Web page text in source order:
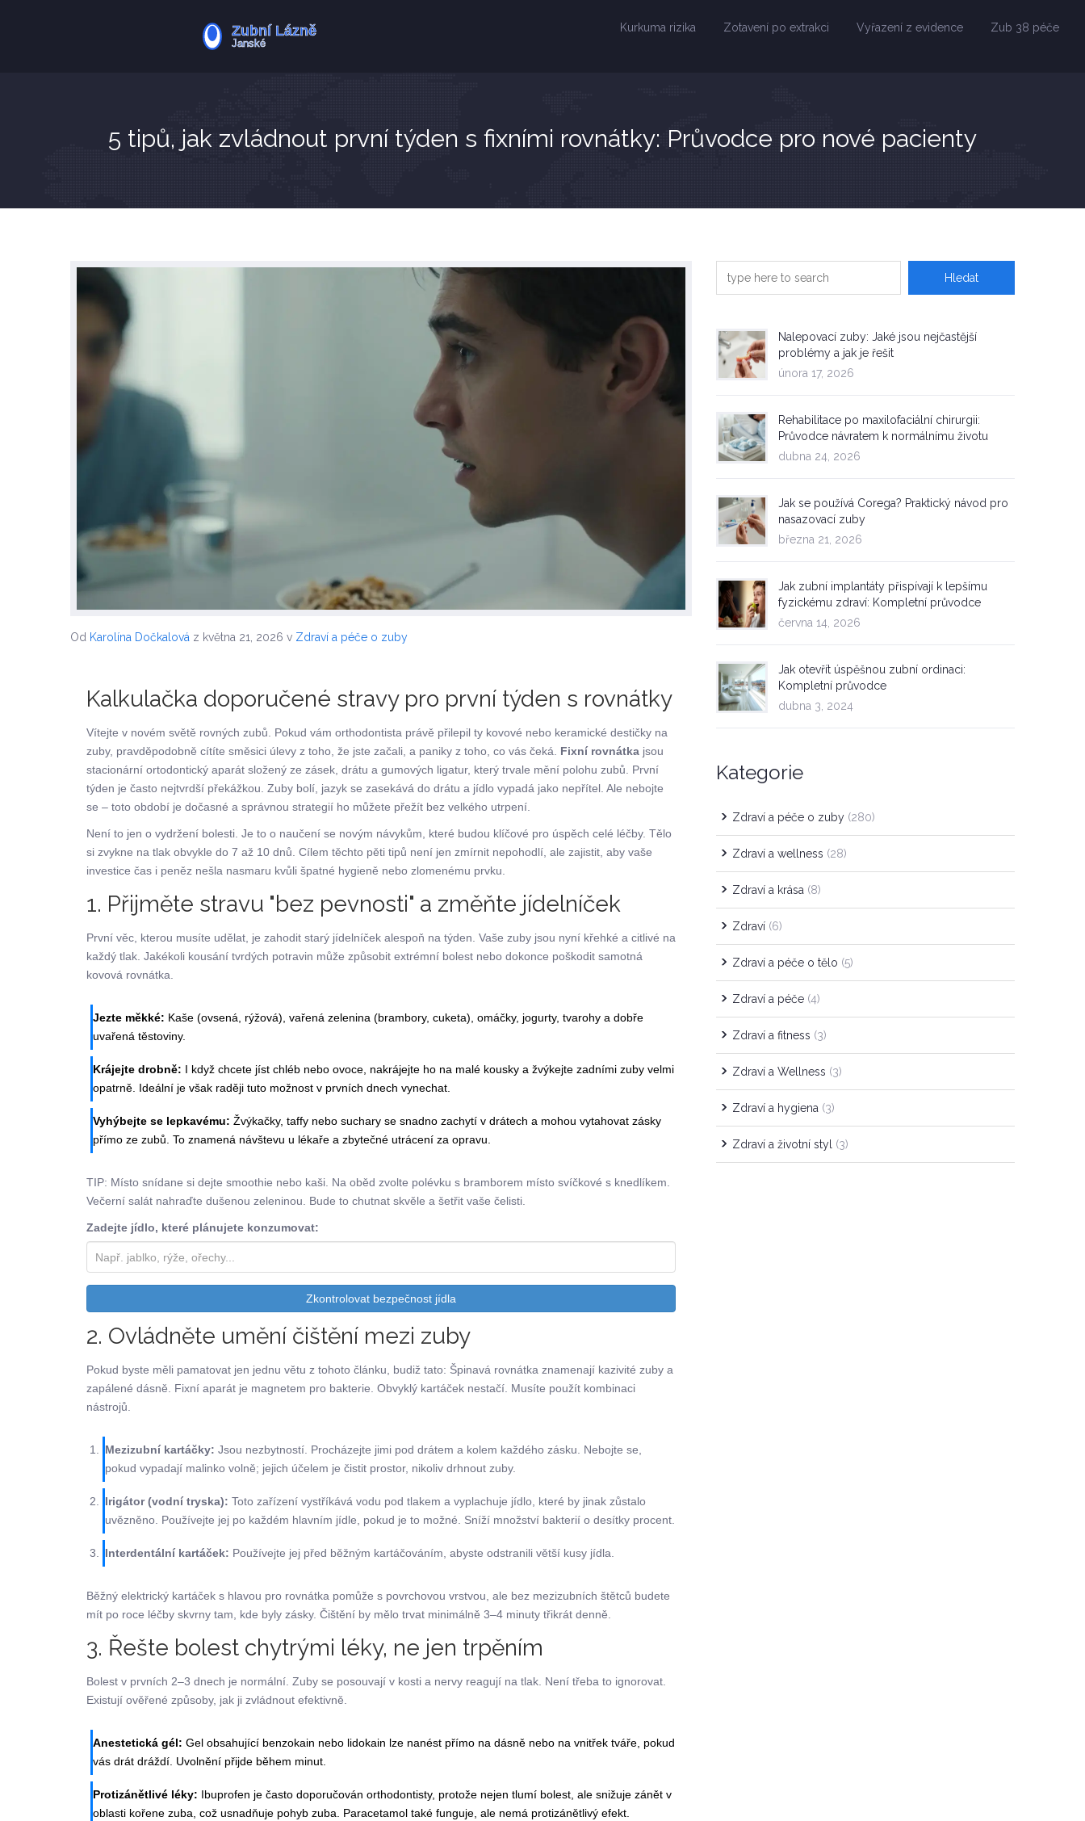
Kurkuma rizika Zotavení po extrakci Vyřazení z evidence Zub 38 péče
5 tipů, jak zvládnout první týden s fixními rovnátky: Průvodce pro nové pacienty
Od Karolína Dočkalová z května 21, 2026 v Zdraví a péče o zuby
Kalkulačka doporučené stravy pro první týden s rovnátky
Vítejte v novém světě rovných zubů. Pokud vám orthodontista právě přilepil ty kovové nebo keramické destičky na
zuby, pravděpodobně cítíte směsici úlevy z toho, že jste začali, a paniky z toho, co vás čeká. Fixní rovnátka jsou
stacionární ortodontický aparát složený ze zásek, drátu a gumových ligatur, který trvale mění polohu zubů. První
týden je často nejtvrdší překážkou. Zuby bolí, jazyk se zasekává do drátu a jídlo vypadá jako nepřítel. Ale nebojte
se – toto období je dočasné a správnou strategií ho můžete přežít bez velkého utrpení.
Není to jen o vydržení bolesti. Je to o naučení se novým návykům, které budou klíčové pro úspěch celé léčby. Tělo
si zvykne na tlak obvykle do 7 až 10 dnů. Cílem těchto pěti tipů není jen zmírnit nepohodlí, ale zajistit, aby vaše
investice čas i peněz nešla nasmaru kvůli špatné hygieně nebo zlomenému prvku.
1. Přijměte stravu "bez pevnosti" a změňte jídelníček
První věc, kterou musíte udělat, je zahodit starý jídelníček alespoň na týden. Vaše zuby jsou nyní křehké a citlivé na
každý tlak. Jakékoli kousání tvrdých potravin může způsobit extrémní bolest nebo dokonce poškodit samotná
kovová rovnátka.
Jezte měkké: Kaše (ovsená, rýžová), vařená zelenina (brambory, cuketa), omáčky, jogurty, tvarohy a dobře
uvařená těstoviny.
Krájejte drobně: I když chcete jíst chléb nebo ovoce, nakrájejte ho na malé kousky a žvýkejte zadními zuby velmi
opatrně. Ideální je však raději tuto možnost v prvních dnech vynechat.
Vyhýbejte se lepkavému: Žvýkačky, taffy nebo suchary se snadno zachytí v drátech a mohou vytahovat zásky
přímo ze zubů. To znamená návštevu u lékaře a zbytečné utrácení za opravu.
TIP: Místo snídane si dejte smoothie nebo kaši. Na oběd zvolte polévku s bramborem místo svíčkové s knedlíkem.
Večerní salát nahraďte dušenou zeleninou. Bude to chutnat skvěle a šetřit vaše čelisti.
Zadejte jídlo, které plánujete konzumovat:
Zkontrolovat bezpečnost jídla
2. Ovládněte umění čištění mezi zuby
Pokud byste měli pamatovat jen jednu větu z tohoto článku, budiž tato: Špinavá rovnátka znamenají kazivité zuby a
zapálené dásně. Fixní aparát je magnetem pro bakterie. Obvyklý kartáček nestačí. Musíte použít kombinaci
nástrojů.
Mezizubní kartáčky: Jsou nezbytností. Procházejte jimi pod drátem a kolem každého zásku. Nebojte se,
pokud vypadají malinko volně; jejich účelem je čistit prostor, nikoliv drhnout zuby.
Irigátor (vodní tryska): Toto zařízení vystříkává vodu pod tlakem a vyplachuje jídlo, které by jinak zůstalo
uvězněno. Používejte jej po každém hlavním jídle, pokud je to možné. Sníží množství bakterií o desítky procent.
Interdentální kartáček: Používejte jej před běžným kartáčováním, abyste odstranili větší kusy jídla.
Běžný elektrický kartáček s hlavou pro rovnátka pomůže s povrchovou vrstvou, ale bez mezizubních štětců budete
mít po roce léčby skvrny tam, kde byly zásky. Čištění by mělo trvat minimálně 3–4 minuty třikrát denně.
3. Řešte bolest chytrými léky, ne jen trpěním
Bolest v prvních 2–3 dnech je normální. Zuby se posouvají v kosti a nervy reagují na tlak. Není třeba to ignorovat.
Existují ověřené způsoby, jak ji zvládnout efektivně.
Anestetická gél: Gel obsahující benzokain nebo lidokain lze nanést přímo na dásně nebo na vnitřek tváře, pokud
vás drát dráždí. Uvolnění přijde během minut.
Protizánětlivé léky: Ibuprofen je často doporučován orthodontisty, protože nejen tlumí bolest, ale snižuje zánět v
oblasti kořene zuba, což usnadňuje pohyb zuba. Paracetamol také funguje, ale nemá protizánětlivý efekt.
Nalepovací zuby: Jaké jsou nejčastější
problémy a jak je řešit
února 17, 2026
Rehabilitace po maxilofaciální chirurgii:
Průvodce návratem k normálnímu životu
dubna 24, 2026
Jak se používá Corega? Praktický návod pro
nasazovací zuby
března 21, 2026
Jak zubní implantáty přispívají k lepšímu
fyzickému zdraví: Kompletní průvodce
června 14, 2026
Jak otevřít úspěšnou zubní ordinaci:
Kompletní průvodce
dubna 3, 2024
Kategorie
Zdraví a péče o zuby (280)
Zdraví a wellness (28)
Zdraví a krása (8)
Zdraví (6)
Zdraví a péče o tělo (5)
Zdraví a péče (4)
Zdraví a fitness (3)
Zdraví a Wellness (3)
Zdraví a hygiena (3)
Zdraví a životní styl (3)